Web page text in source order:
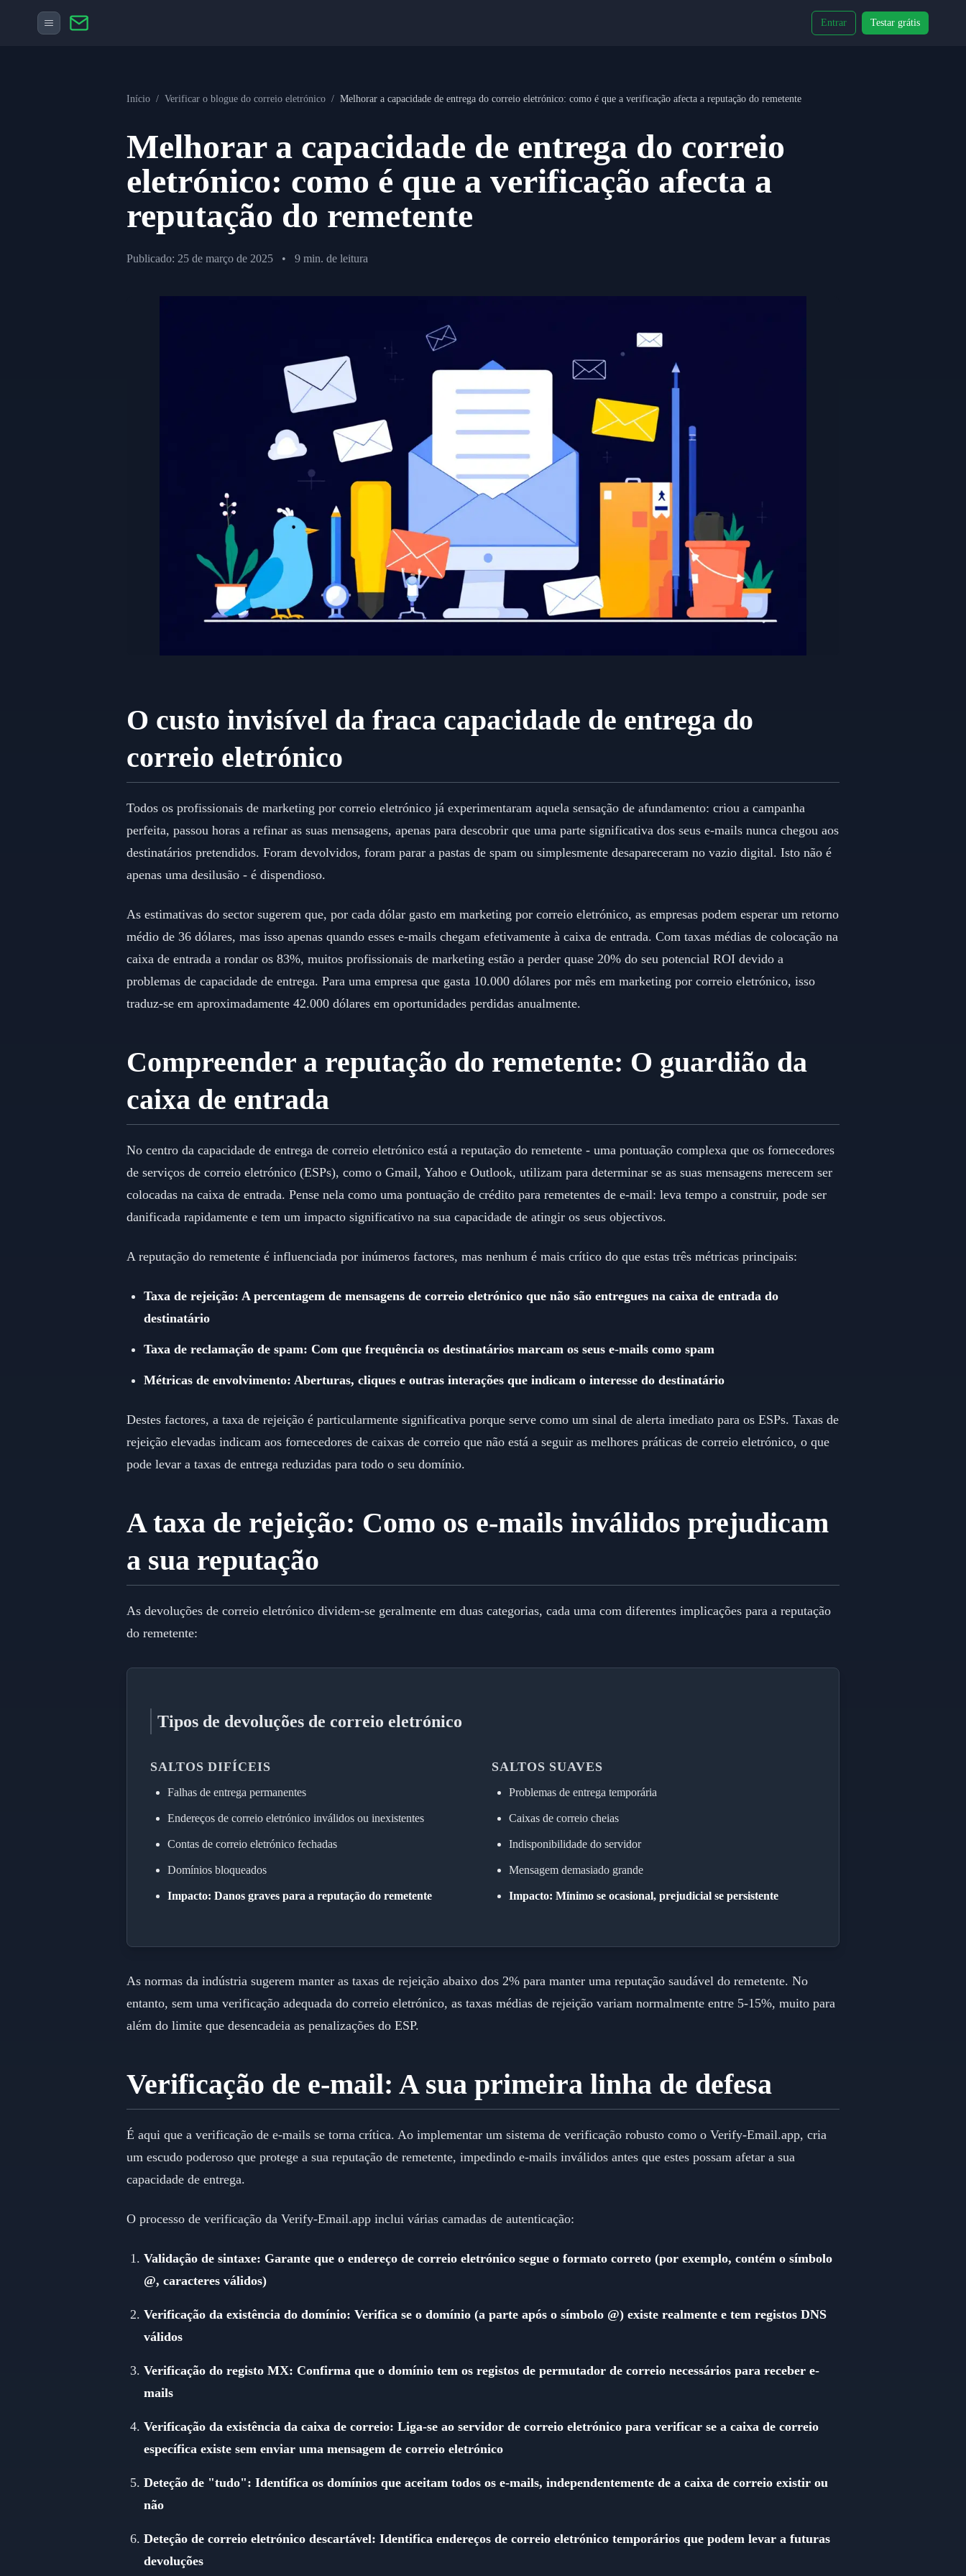
Entrar Testar grátis
Início / Verificar o blogue do correio eletrónico / Melhorar a capacidade de entrega do correio eletrónico: como é que a verificação afecta a reputação do remetente
Melhorar a capacidade de entrega do correio
eletrónico: como é que a verificação afecta a
reputação do remetente
Publicado: 25 de março de 2025 • 9 min. de leitura
O custo invisível da fraca capacidade de entrega do
correio eletrónico
Todos os profissionais de marketing por correio eletrónico já experimentaram aquela sensação de afundamento: criou a campanha
perfeita, passou horas a refinar as suas mensagens, apenas para descobrir que uma parte significativa dos seus e-mails nunca chegou aos
destinatários pretendidos. Foram devolvidos, foram parar a pastas de spam ou simplesmente desapareceram no vazio digital. Isto não é
apenas uma desilusão - é dispendioso.
As estimativas do sector sugerem que, por cada dólar gasto em marketing por correio eletrónico, as empresas podem esperar um retorno
médio de 36 dólares, mas isso apenas quando esses e-mails chegam efetivamente à caixa de entrada. Com taxas médias de colocação na
caixa de entrada a rondar os 83%, muitos profissionais de marketing estão a perder quase 20% do seu potencial ROI devido a
problemas de capacidade de entrega. Para uma empresa que gasta 10.000 dólares por mês em marketing por correio eletrónico, isso
traduz-se em aproximadamente 42.000 dólares em oportunidades perdidas anualmente.
Compreender a reputação do remetente: O guardião da
caixa de entrada
No centro da capacidade de entrega de correio eletrónico está a reputação do remetente - uma pontuação complexa que os fornecedores
de serviços de correio eletrónico (ESPs), como o Gmail, Yahoo e Outlook, utilizam para determinar se as suas mensagens merecem ser
colocadas na caixa de entrada. Pense nela como uma pontuação de crédito para remetentes de e-mail: leva tempo a construir, pode ser
danificada rapidamente e tem um impacto significativo na sua capacidade de atingir os seus objectivos.
A reputação do remetente é influenciada por inúmeros factores, mas nenhum é mais crítico do que estas três métricas principais:
Taxa de rejeição: A percentagem de mensagens de correio eletrónico que não são entregues na caixa de entrada do
destinatário
Taxa de reclamação de spam: Com que frequência os destinatários marcam os seus e-mails como spam
Métricas de envolvimento: Aberturas, cliques e outras interações que indicam o interesse do destinatário
Destes factores, a taxa de rejeição é particularmente significativa porque serve como um sinal de alerta imediato para os ESPs. Taxas de
rejeição elevadas indicam aos fornecedores de caixas de correio que não está a seguir as melhores práticas de correio eletrónico, o que
pode levar a taxas de entrega reduzidas para todo o seu domínio.
A taxa de rejeição: Como os e-mails inválidos prejudicam
a sua reputação
As devoluções de correio eletrónico dividem-se geralmente em duas categorias, cada uma com diferentes implicações para a reputação
do remetente:
Tipos de devoluções de correio eletrónico
SALTOS DIFÍCEIS
Falhas de entrega permanentes
Endereços de correio eletrónico inválidos ou inexistentes
Contas de correio eletrónico fechadas
Domínios bloqueados
Impacto: Danos graves para a reputação do remetente
SALTOS SUAVES
Problemas de entrega temporária
Caixas de correio cheias
Indisponibilidade do servidor
Mensagem demasiado grande
Impacto: Mínimo se ocasional, prejudicial se persistente
As normas da indústria sugerem manter as taxas de rejeição abaixo dos 2% para manter uma reputação saudável do remetente. No
entanto, sem uma verificação adequada do correio eletrónico, as taxas médias de rejeição variam normalmente entre 5-15%, muito para
além do limite que desencadeia as penalizações do ESP.
Verificação de e-mail: A sua primeira linha de defesa
É aqui que a verificação de e-mails se torna crítica. Ao implementar um sistema de verificação robusto como o Verify-Email.app, cria
um escudo poderoso que protege a sua reputação de remetente, impedindo e-mails inválidos antes que estes possam afetar a sua
capacidade de entrega.
O processo de verificação da Verify-Email.app inclui várias camadas de autenticação:
Validação de sintaxe: Garante que o endereço de correio eletrónico segue o formato correto (por exemplo, contém o símbolo
@, caracteres válidos)
Verificação da existência do domínio: Verifica se o domínio (a parte após o símbolo @) existe realmente e tem registos DNS
válidos
Verificação do registo MX: Confirma que o domínio tem os registos de permutador de correio necessários para receber e-
mails
Verificação da existência da caixa de correio: Liga-se ao servidor de correio eletrónico para verificar se a caixa de correio
específica existe sem enviar uma mensagem de correio eletrónico
Deteção de "tudo": Identifica os domínios que aceitam todos os e-mails, independentemente de a caixa de correio existir ou
não
Deteção de correio eletrónico descartável: Identifica endereços de correio eletrónico temporários que podem levar a futuras
devoluções